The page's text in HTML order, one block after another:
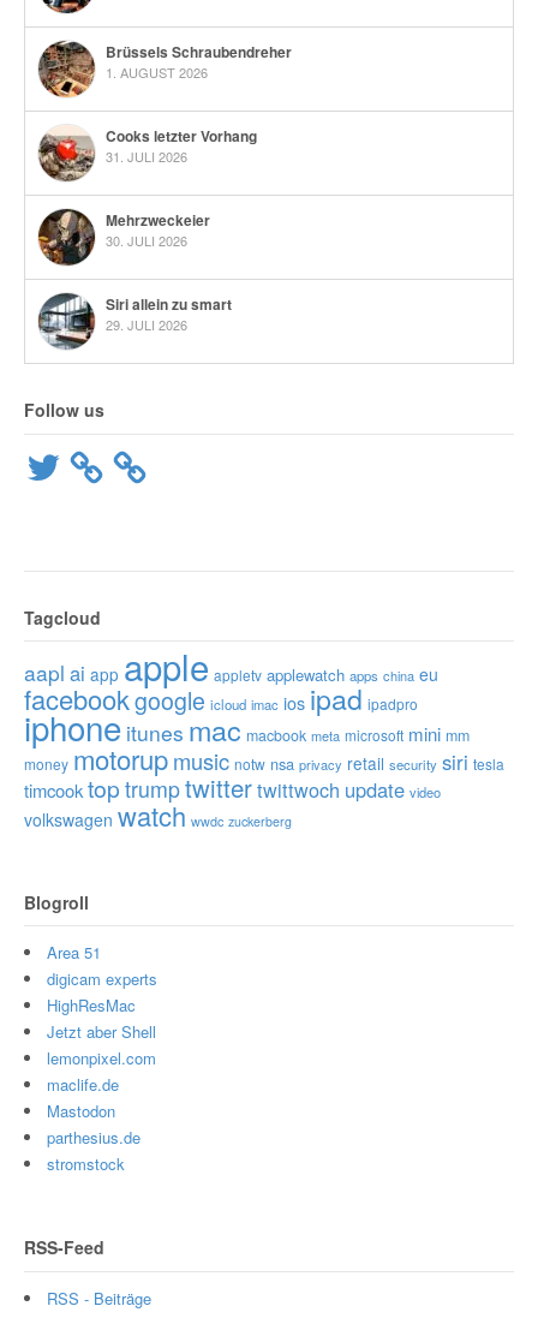
Brüssels Schraubendreher
1. AUGUST 2026
Cooks letzter Vorhang
31. JULI 2026
Mehrzweckeier
30. JULI 2026
Siri allein zu smart
29. JULI 2026
Follow us
Twitter
Tagcloud
aapl ai app apple appletv applewatch apps china eu
facebookgoogle icloud imac ios ipad ipadpro
iphone itunes mac macbook meta microsoft mini mm
money motorupmusic notw nsa privacy retail security siri tesla
timcooktop trumptwittertwittwoch update video
volkswagen watch wwdc zuckerberg
Blogroll
Area 51
digicam experts
HighResMac
Jetzt aber Shell
lemonpixel.com
maclife.de
Mastodon
parthesius.de
stromstock
RSS-Feed
RSS - Beiträge